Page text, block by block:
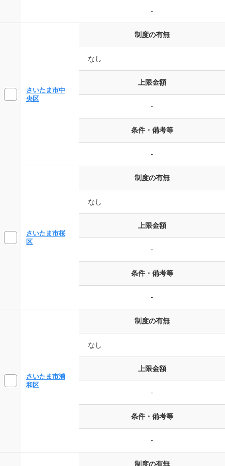
-
さいたま市中
央区
制度の有無
なし
上限金額
-
条件・備考等
-
さいたま市桜
区
制度の有無
なし
上限金額
-
条件・備考等
-
さいたま市浦
和区
制度の有無
なし
上限金額
-
条件・備考等
-
制度の有無